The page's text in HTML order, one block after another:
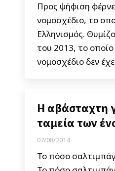
Προς ψήφιση
νομοσχέδιο, το
Ελληνισμός.
του 2013, το
νομοσχέδιο δεν
Η αβάσταχτη
ταμεία των
07/08/2014
Το πόσο